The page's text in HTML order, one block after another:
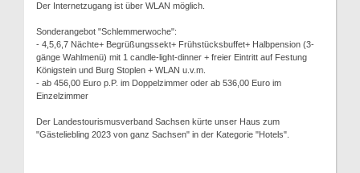
Der Internetzugang ist über WLAN möglich.
Sonderangebot "Schlemmerwoche":
- 4,5,6,7 Nächte+ Begrüßungssekt+ Frühstücksbuffet+ Halbpension (3-
gänge Wahlmenü) mit 1 candle-light-dinner + freier Eintritt auf Festung
Königstein und Burg Stoplen + WLAN u.v.m.
- ab 456,00 Euro p.P. im Doppelzimmer oder ab 536,00 Euro im
Einzelzimmer
Der Landestourismusverband Sachsen kürte unser Haus zum
"Gästeliebling 2023 von ganz Sachsen" in der Kategorie "Hotels".